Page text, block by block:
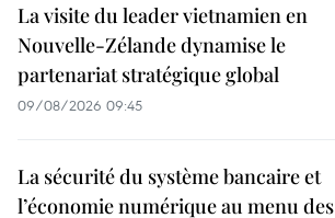
La visite du leader vietnamien en
Nouvelle-Zélande dynamise le
partenariat stratégique global
09/08/2026 09:45
La sécurité du système bancaire et
l’économie numérique au menu des